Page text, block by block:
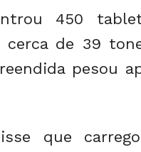
450
cerca de 39
pesou
que